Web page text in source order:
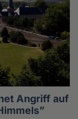
Angriff auf